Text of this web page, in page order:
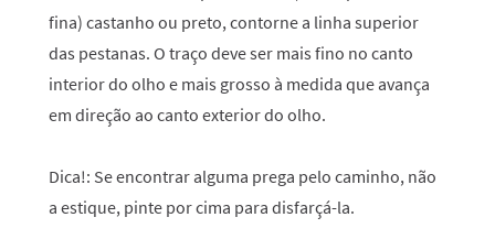
fina) castanho ou preto, contorne a linha superior
das pestanas. O traço deve ser mais fino no canto
interior do olho e mais grosso à medida que avança
em direção ao canto exterior do olho.
Dica!: Se encontrar alguma prega pelo caminho, não
a estique, pinte por cima para disfarçá-la.